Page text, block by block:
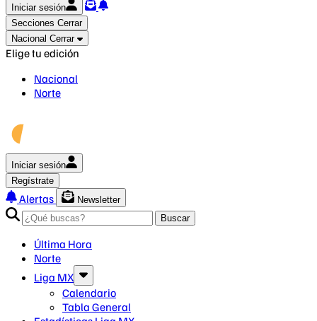
Iniciar sesión
Secciones Cerrar
Nacional Cerrar
Elige tu edición
Nacional
Norte
Iniciar sesión
Regístrate
Alertas
Newsletter
Buscar
Última Hora
Norte
Liga MX
Calendario
Tabla General